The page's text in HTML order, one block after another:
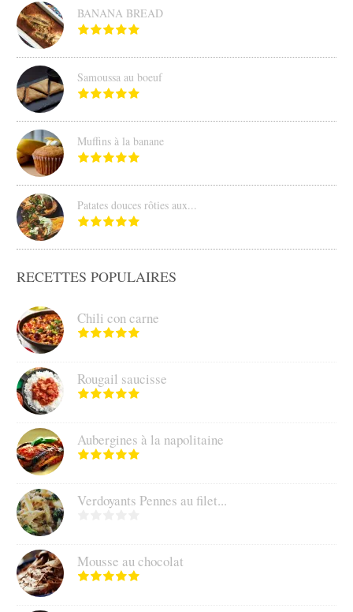
BANANA BREAD
Samoussa au boeuf
Muffins à la banane
Patates douces rôties aux...
RECETTES POPULAIRES
Chili con carne
Rougail saucisse
Aubergines à la napolitaine
Verdoyants Pennes au filet...
Mousse au chocolat